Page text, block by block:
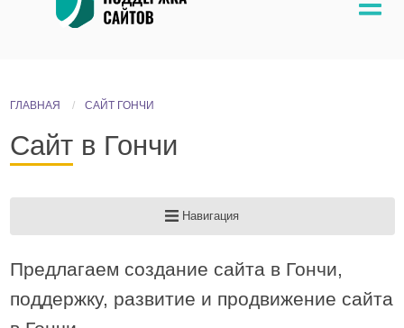
ГЛАВНАЯ САЙТ ГОНЧИ
Сайт в Гончи
Навигация
Предлагаем создание сайта в Гончи,
поддержку, развитие и продвижение сайта